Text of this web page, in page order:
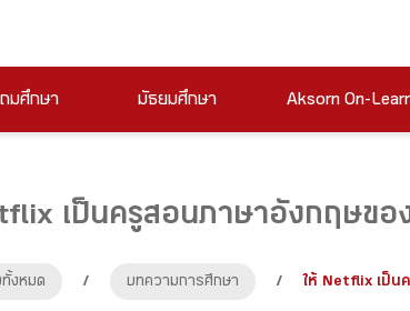
ถมศึกษา มัธยมศึกษา Aksorn On-
เป็นครูสอนภาษาอังกฤษข
งหมด / บทความการศึกษา / ให้ Netflix เป็